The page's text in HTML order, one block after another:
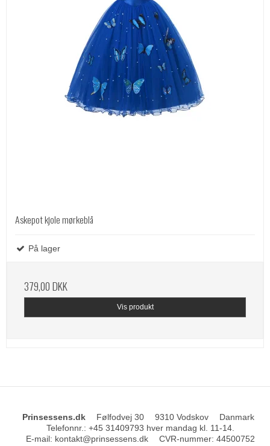
Askepot kjole mørkeblå
På lager
379,00 DKK
Vis produkt
Prinsessens.dk Følfodvej 30 9310 Vodskov
Danmark
Telefonnr. : +45 31409793 hver mandag kl. 11-14.
E-mail: kontakt@prinsessens.dk CVR-nummer: 44500752